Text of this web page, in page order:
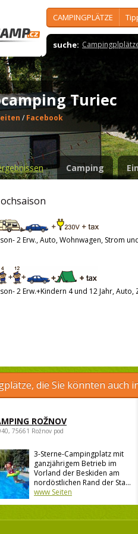
CAMPINGPLÄTZE
suche: Campingplplätze
Turiec
/ Facebook
Camping
2 Erw., Auto, Wohnwagen, Strom
2 Erw.+Kindern 4 und 12 Jahr, Auto,
die Sie könnten auch
ROŽNOV
75661 Rožnov pod
3-Sterne-Campingplatz mit
ganzjährigem Betrieb im
Vorland der Beskiden am
nordöstlichen Rand der Sta...
www Seiten